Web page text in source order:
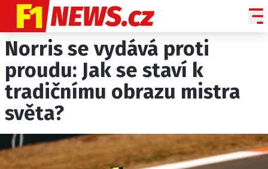
NOVINKY
GRAND PRIX
PADDOCK LINE
PROFILY TÝMŮ
Norris se vydává proti
proudu: Jak se staví k
tradičnímu obrazu mistra
světa?